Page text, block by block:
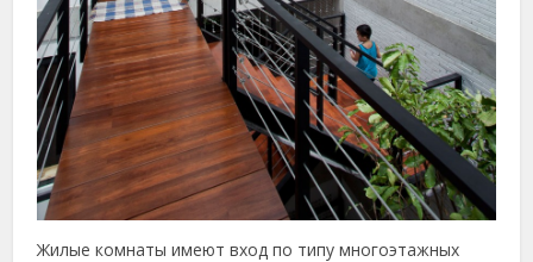
Жилые комнаты имеют вход по типу многоэтажных